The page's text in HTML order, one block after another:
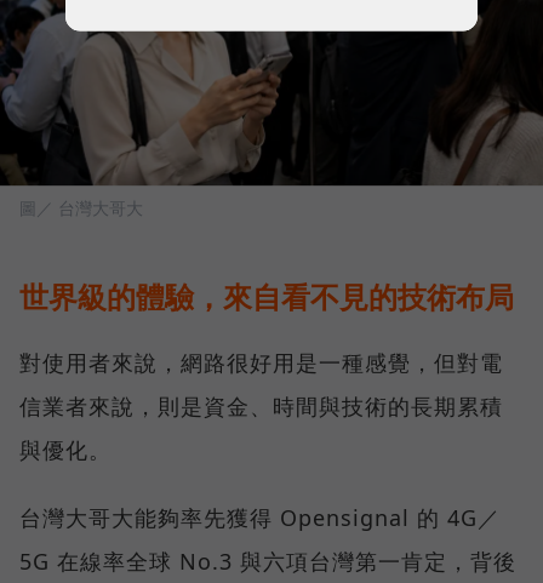
圖／ 台灣大哥大
世界級的體驗，來自看不見的技術布局
對使用者來說，網路很好用是一種感覺，但對電
信業者來說，則是資金、時間與技術的長期累積
與優化。
台灣大哥大能夠率先獲得 Opensignal 的 4G／
5G 在線率全球 No.3 與六項台灣第一肯定，背後